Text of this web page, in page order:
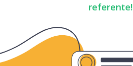
referente!